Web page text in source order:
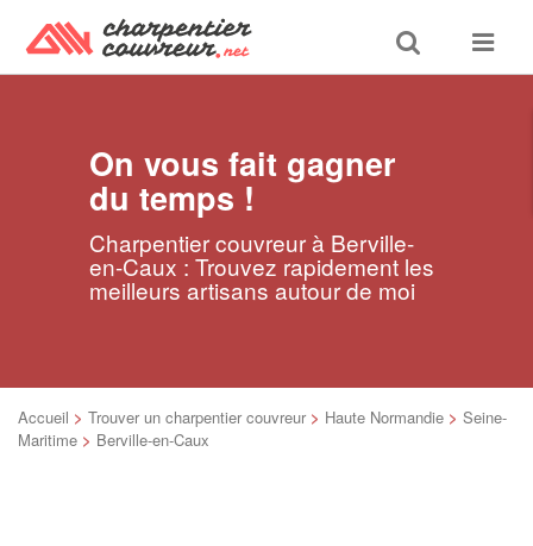
Toggle
search
Toggle
On vous fait gagner
du temps !
Charpentier couvreur à Berville-
en-Caux : Trouvez rapidement les
meilleurs artisans autour de moi
Accueil > Trouver un charpentier couvreur > Haute Normandie > Seine-
Maritime > Berville-en-Caux